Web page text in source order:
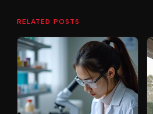
RELATED POSTS